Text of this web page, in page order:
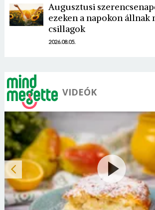
Augusztusi
ezeken a napokon állnak
csillagok
2026.08.05.
VIDEÓK
Jelszó